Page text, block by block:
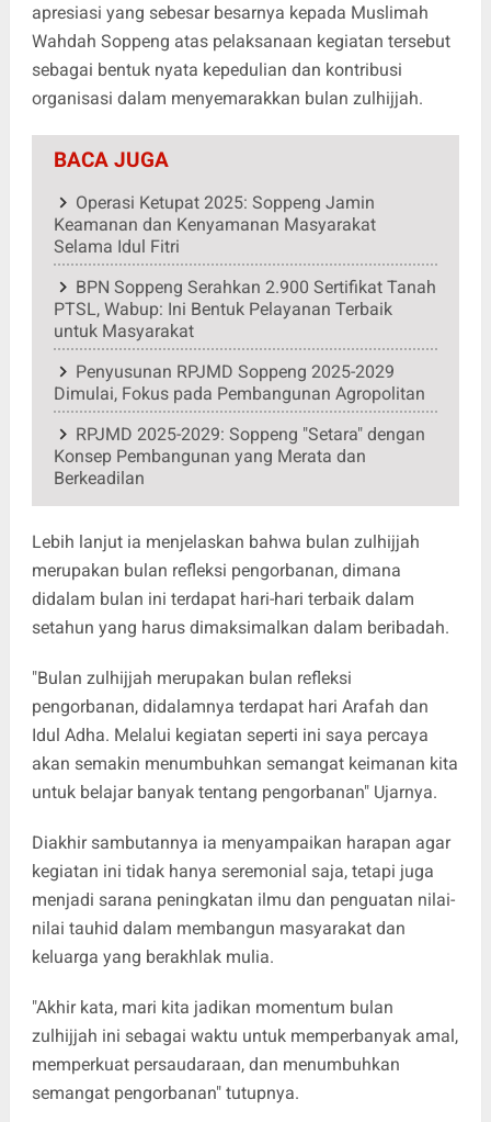
apresiasi yang sebesar besarnya kepada Muslimah
Wahdah Soppeng atas pelaksanaan kegiatan tersebut
sebagai bentuk nyata kepedulian dan kontribusi
organisasi dalam menyemarakkan bulan zulhijjah.
BACA JUGA
Operasi Ketupat 2025: Soppeng Jamin
Keamanan dan Kenyamanan Masyarakat
Selama Idul Fitri
BPN Soppeng Serahkan 2.900 Sertifikat Tanah
PTSL, Wabup: Ini Bentuk Pelayanan Terbaik
untuk Masyarakat
Penyusunan RPJMD Soppeng 2025-2029
Dimulai, Fokus pada Pembangunan Agropolitan
RPJMD 2025-2029: Soppeng "Setara" dengan
Konsep Pembangunan yang Merata dan
Berkeadilan
Lebih lanjut ia menjelaskan bahwa bulan zulhijjah
merupakan bulan refleksi pengorbanan, dimana
didalam bulan ini terdapat hari-hari terbaik dalam
setahun yang harus dimaksimalkan dalam beribadah.
"Bulan zulhijjah merupakan bulan refleksi
pengorbanan, didalamnya terdapat hari Arafah dan
Idul Adha. Melalui kegiatan seperti ini saya percaya
akan semakin menumbuhkan semangat keimanan kita
untuk belajar banyak tentang pengorbanan" Ujarnya.
Diakhir sambutannya ia menyampaikan harapan agar
kegiatan ini tidak hanya seremonial saja, tetapi juga
menjadi sarana peningkatan ilmu dan penguatan nilai-
nilai tauhid dalam membangun masyarakat dan
keluarga yang berakhlak mulia.
"Akhir kata, mari kita jadikan momentum bulan
zulhijjah ini sebagai waktu untuk memperbanyak amal,
memperkuat persaudaraan, dan menumbuhkan
semangat pengorbanan" tutupnya.